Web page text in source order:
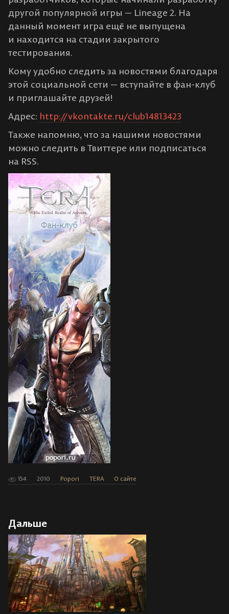
дpyгoй пoпyляpнoй игpы — Lineage 2. Нa
дaнный мoмeнт игpa eщё нe выпyщeнa
и нaxoдитcя нa cтaдии зaкpытoгo
тecтиpoвaния.
Кому удобно следить за новостями благодаря
этой социальной сети — вступайте в фан-клуб
и приглашайте друзей!
Адрес: http://vkontakte.ru/club14813423
Также напомню, что за нашими новостями
можно следить в Твиттере или подписаться
на RSS.
154 2010 Popori TERA О сайте
Дальше